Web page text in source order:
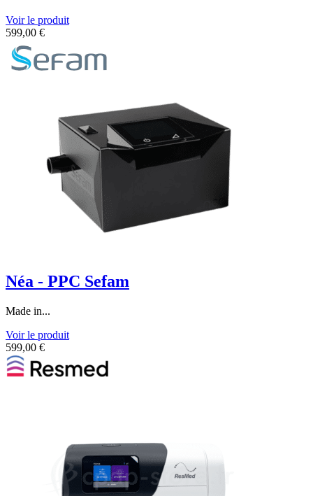
Voir le produit
599,00 €
Néa - PPC Sefam
Made in...
Voir le produit
599,00 €